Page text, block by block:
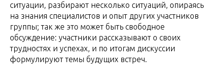
ситуации, разбирают несколько ситуаций, опираясь
на знания специалистов и опыт других участников
группы; так же это может быть свободное
обсуждение: участники рассказывают о своих
трудностях и успехах, и по итогам дискуссии
формулируют темы будущих встреч.